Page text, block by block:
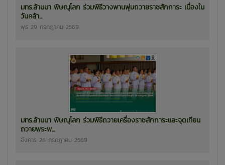
มทร.ล้านนา พิษณุโลก ร่วมพิธีวางพานพุ่มถวายราชสักการะ เนื่องใน
วันคล้า...
พุธ 29 กรกฎาคม 2569
มทร.ล้านนา พิษณุโลก ร่วมพิธีถวายเครื่องราชสักการะและจุดเทียน
ถวายพระพ...
อังคาร 28 กรกฎาคม 2569